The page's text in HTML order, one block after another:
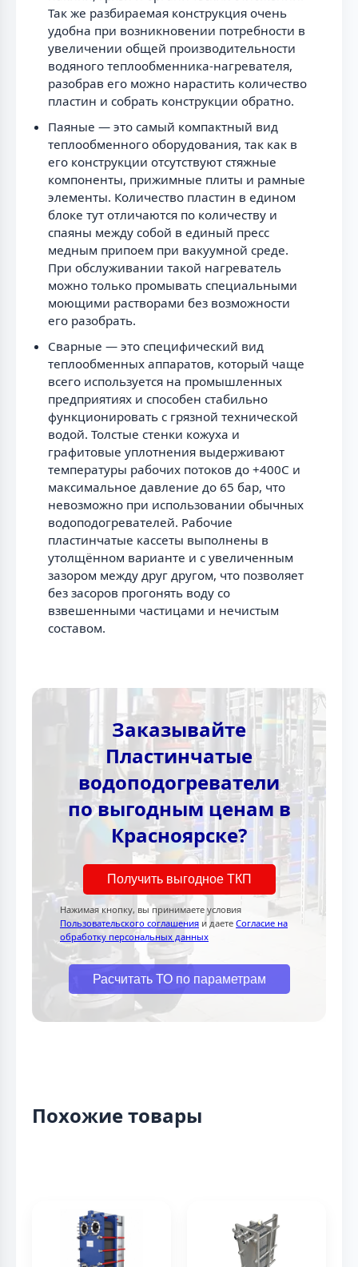
Так же разбираемая конструкция очень
удобна при возникновении потребности в
увеличении общей производительности
водяного теплообменника-нагревателя,
разобрав его можно нарастить количество
пластин и собрать конструкции обратно.
Паяные — это самый компактный вид
теплообменного оборудования, так как в
его конструкции отсутствуют стяжные
компоненты, прижимные плиты и рамные
элементы. Количество пластин в едином
блоке тут отличаются по количеству и
спаяны между собой в единый пресс
медным припоем при вакуумной среде.
При обслуживании такой нагреватель
можно только промывать специальными
моющими растворами без возможности
его разобрать.
Сварные — это специфический вид
теплообменных аппаратов, который чаще
всего используется на промышленных
предприятиях и способен стабильно
функционировать с грязной технической
водой. Толстые стенки кожуха и
графитовые уплотнения выдерживают
температуры рабочих потоков до +400C и
максимальное давление до 65 бар, что
невозможно при использовании обычных
водоподогревателей. Рабочие
пластинчатые кассеты выполнены в
утолщённом варианте и с увеличенным
зазором между друг другом, что позволяет
без засоров прогонять воду со
взвешенными частицами и нечистым
составом.
Заказывайте
Пластинчатые
водоподогреватели
по выгодным ценам в
Красноярске?
Получить выгодное ТКП
Нажимая кнопку, вы принимаете условия
Пользовательского соглашения и даете Согласие на
обработку персональных данных
Расчитать ТО по параметрам
Похожие товары